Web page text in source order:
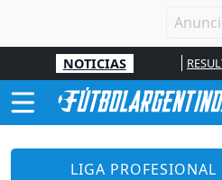
NOTICIAS
LIGA